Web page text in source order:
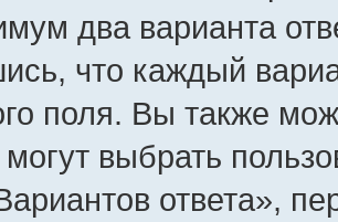
два варианта
что каждый
поля. Вы также
могут выбрать
ответа»,